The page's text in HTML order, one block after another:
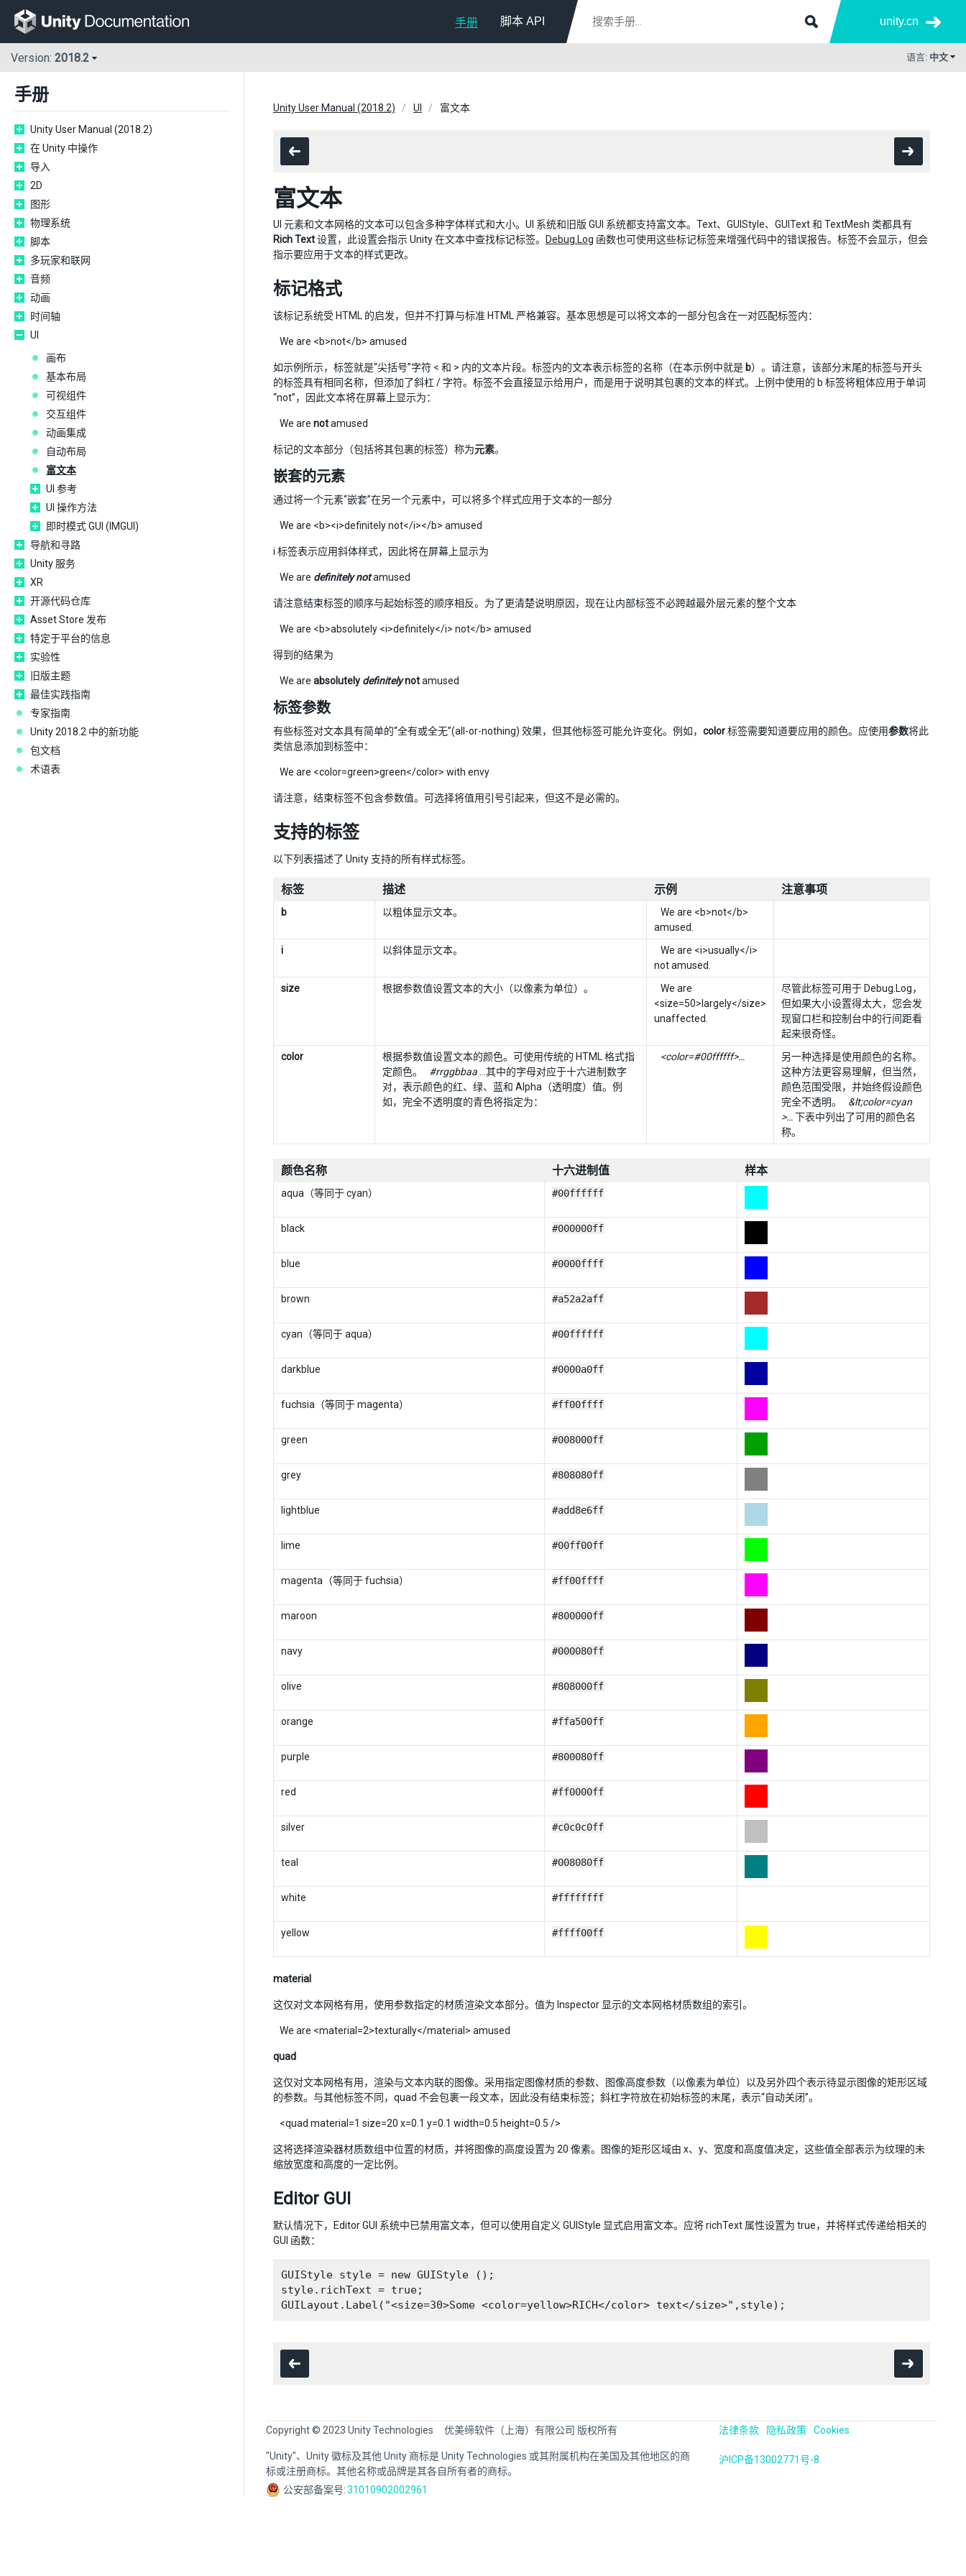
手册 脚本 API unity.cn
Version: 2018.2 语言: 中文
手册
Unity User Manual (2018.2)
在 Unity 中操作
导入
2D
图形
物理系统
脚本
多玩家和联网
音频
动画
时间轴
UI
画布
基本布局
可视组件
交互组件
动画集成
自动布局
富文本
UI 参考
UI 操作方法
即时模式 GUI (IMGUI)
导航和寻路
Unity 服务
XR
开源代码仓库
Asset Store 发布
特定于平台的信息
实验性
旧版主题
最佳实践指南
专家指南
Unity 2018.2 中的新功能
包文档
术语表
Unity User Manual (2018.2) UI 富文本
富文本
UI 元素和文本网格的文本可以包含多种字体样式和大小。UI 系统和旧版 GUI 系统都支持富文本。Text、GUIStyle、GUIText 和 TextMesh 类都具有
Rich Text设置，此设置会指示 Unity 在文本中查找标记标签。 Debug.Log 函数也可使用这些标记标签来增强代码中的错误报告。标签不会显示，但会
指示要应用于文本的样式更改。
标记格式
该标记系统受 HTML 的启发，但并不打算与标准 HTML 严格兼容。基本思想是可以将文本的一部分包含在一对匹配标签内：
We are <b>not</b> amused
如示例所示，标签就是“尖括号”字符 < 和 > 内的文本片段。标签内的文本表示标签的名称（在本示例中就是 b）。请注意，该部分末尾的标签与开头
的标签具有相同名称，但添加了斜杠 / 字符。标签不会直接显示给用户，而是用于说明其包裹的文本的样式。上例中使用的 b 标签将粗体应用于单词
“not”，因此文本将在屏幕上显示为：
We are notamused
标记的文本部分（包括将其包裹的标签）称为元素。
嵌套的元素
通过将一个元素“嵌套”在另一个元素中，可以将多个样式应用于文本的一部分
We are <b><i>definitely not</i></b> amused
i 标签表示应用斜体样式，因此将在屏幕上显示为
We are definitely notamused
请注意结束标签的顺序与起始标签的顺序相反。为了更清楚说明原因，现在让内部标签不必跨越最外层元素的整个文本
We are <b>absolutely <i>definitely</i> not</b> amused
得到的结果为
We are absolutely definitelynotamused
标签参数
有些标签对文本具有简单的“全有或全无”(all-or-nothing) 效果，但其他标签可能允许变化。例如， color标签需要知道要应用的颜色。应使用参数将此
类信息添加到标签中：
We are <color=green>green</color> with envy
请注意，结束标签不包含参数值。可选择将值用引号引起来，但这不是必需的。
支持的标签
以下列表描述了 Unity 支持的所有样式标签。
标签 描述 示例 注意事项
b 以粗体显示文本。
We are <b>not</b>
amused.
i
以斜体显示文本。
We are <i>usually</i>
not amused.
size
根据参数值设置文本的大小（以像素为单位）。
We are
<size=50>largely</size>
unaffected.
尽管此标签可用于 Debug.Log，
但如果大小设置得太大，您会发
现窗口栏和控制台中的行间距看
起来很奇怪。
color
根据参数值设置文本的颜色。可使用传统的 HTML 格式指
定颜色。
#rrggbbaa …其中的字母对应于十六进制数字
对，表示颜色的红、绿、蓝和 Alpha（透明度）值。例
如，完全不透明度的青色将指定为：
<color=#00ffffff>…
另一种选择是使用颜色的名称。
这种方法更容易理解，但当然，
颜色范围受限，并始终假设颜色
完全不透明。
&lt;color=cyan
>…下表中列出了可用的颜色名
称。
颜色名称 十六进制值 样本
aqua（等同于 cyan） #00ffffff
black #000000ff
blue #0000ffff
brown #a52a2aff
cyan（等同于 aqua） #00ffffff
darkblue #0000a0ff
fuchsia（等同于 magenta） #ff00ffff
green #008000ff
grey #808080ff
lightblue #add8e6ff
lime #00ff00ff
magenta（等同于 fuchsia） #ff00ffff
maroon #800000ff
navy #000080ff
olive #808000ff
orange #ffa500ff
purple #800080ff
red #ff0000ff
silver #c0c0c0ff
teal #008080ff
white #ffffffff
yellow #ffff00ff
material
这仅对文本网格有用，使用参数指定的材质渲染文本部分。值为 Inspector 显示的文本网格材质数组的索引。
We are <material=2>texturally</material> amused
quad
这仅对文本网格有用，渲染与文本内联的图像。采用指定图像材质的参数、图像高度参数（以像素为单位）以及另外四个表示待显示图像的矩形区域
的参数。与其他标签不同，quad 不会包裹一段文本，因此没有结束标签；斜杠字符放在初始标签的末尾，表示“自动关闭”。
<quad material=1 size=20 x=0.1 y=0.1 width=0.5 height=0.5 />
这将选择渲染器材质数组中位置的材质，并将图像的高度设置为 20 像素。图像的矩形区域由 x、y、宽度和高度值决定，这些值全部表示为纹理的未
缩放宽度和高度的一定比例。
Editor GUI
默认情况下，Editor GUI 系统中已禁用富文本，但可以使用自定义 GUIStyle 显式启用富文本。应将 richText 属性设置为 true，并将样式传递给相关的
GUI 函数：
GUIStyle style = new GUIStyle ();
style.richText = true;
Copyright © 2023 Unity Technologies 优美缔软件（上海）有限公司 版权所有
"Unity"、Unity 徽标及其他 Unity 商标是 Unity Technologies 或其附属机构在美国及其他地区的商
标或注册商标。其他名称或品牌是其各自所有者的商标。
公安部备案号:31010902002961
法律条款 隐私政策 Cookies
沪ICP备13002771号-8